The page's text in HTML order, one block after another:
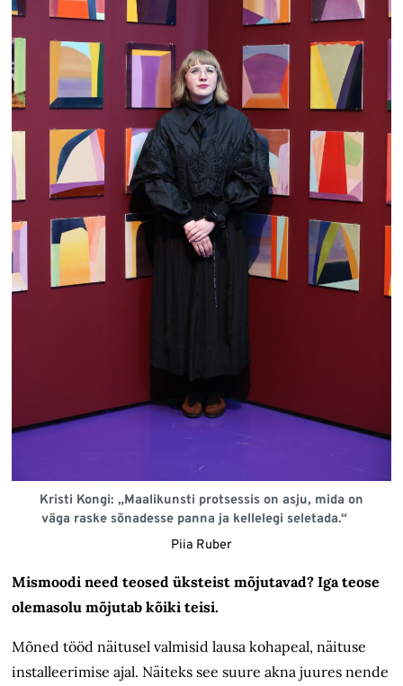
Kristi Kongi: „Maalikunsti protsessis on asju, mida on
väga raske sõnadesse panna ja kellelegi seletada.“
Piia Ruber
Mismoodi need teosed üksteist mõjutavad? Iga teose
olemasolu mõjutab kõiki teisi.
Mõned tööd näitusel valmisid lausa kohapeal, näituse
installeerimise ajal. Näiteks see suure akna juures nende